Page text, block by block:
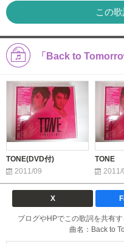
この
「Back to
TONE(DVD付)
2011/09
TONE
2011/
X
ブログやHPでこの歌詞を共有
曲名：Back to